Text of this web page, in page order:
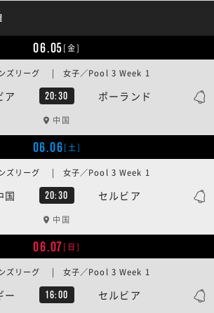
06.05[金]
ア 20:30 ポーランド
ズリーグ | 女子／Pool 3 Week 1
中国
06.06[土]
国 20:30 セルビア
ズリーグ | 女子／Pool 3 Week 1
中国
06.07[日]
ー 16:00 セルビア
ズリーグ | 女子／Pool 3 Week 1